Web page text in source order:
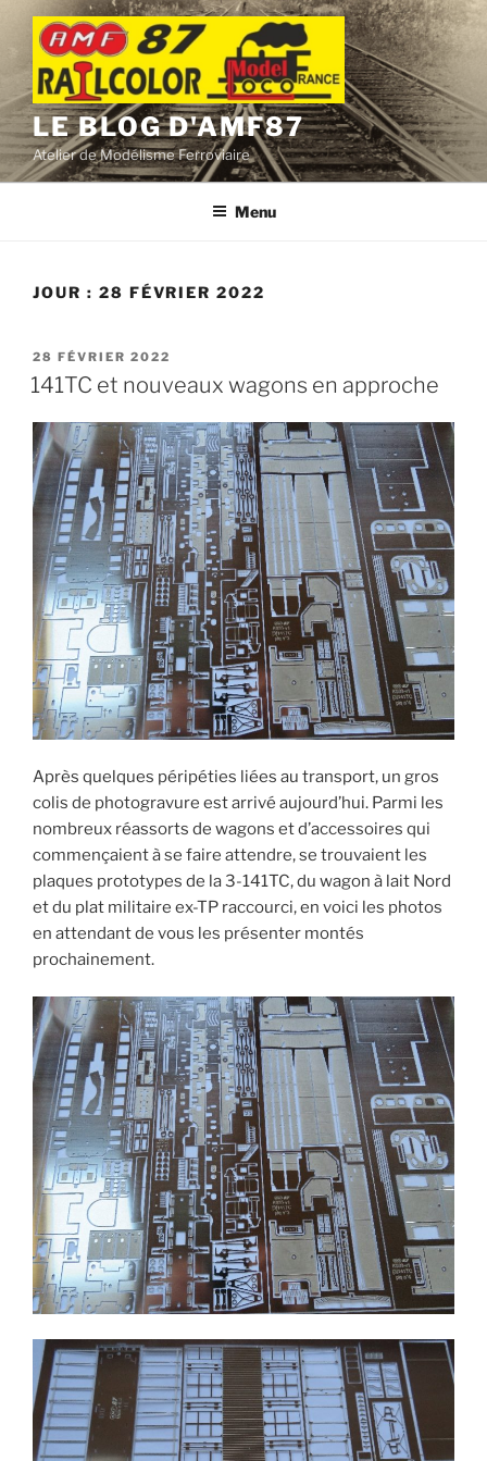
Aller
contenu
principal
LE BLOG D'AMF87
Atelier de Modélisme Ferroviaire
Menu
JOUR : 28 FÉVRIER 2022
PUBLIÉ
LE
28 FÉVRIER 2022
141TC et nouveaux wagons en approche
Après quelques péripéties liées au transport, un gros
colis de photogravure est arrivé aujourd’hui. Parmi les
nombreux réassorts de wagons et d’accessoires qui
commençaient à se faire attendre, se trouvaient les
plaques prototypes de la 3-141TC, du wagon à lait Nord
et du plat militaire ex-TP raccourci, en voici les photos
en attendant de vous les présenter montés
prochainement.